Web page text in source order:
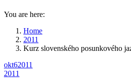
You are here:
Home
2011
Kurz slovenského posunkového
okt62011
2011